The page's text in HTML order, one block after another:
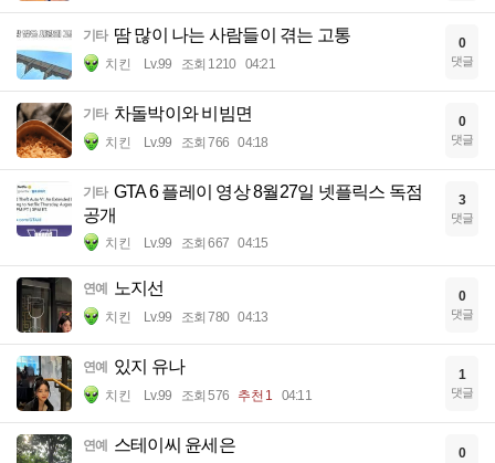
기타 땀 많이 나는 사람들이 겪는 고통
치킨 Lv.99 조회 1210 04:21
0
댓글
기타 차돌박이와 비빔면
치킨 Lv.99 조회 766 04:18
0
댓글
기타 GTA 6 플레이 영상 8월27일 넷플릭스 독점
공개
치킨 Lv.99 조회 667 04:15
3
댓글
연예 노지선
치킨 Lv.99 조회 780 04:13
0
댓글
연예 있지 유나
치킨 Lv.99 조회 576 추천 1 04:11
1
댓글
연예 스테이씨 윤세은 0